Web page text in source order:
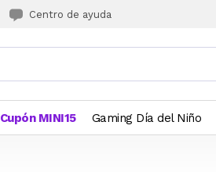
Centro de ayuda
Cupón MINI15 Gaming Día del Niño